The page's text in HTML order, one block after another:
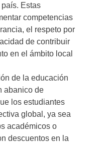
Estas
competencias
el respeto por
de contribuir
en el ámbito local
de la educación
abanico de
los estudiantes
global, ya sea
académicos o
descuentos en la